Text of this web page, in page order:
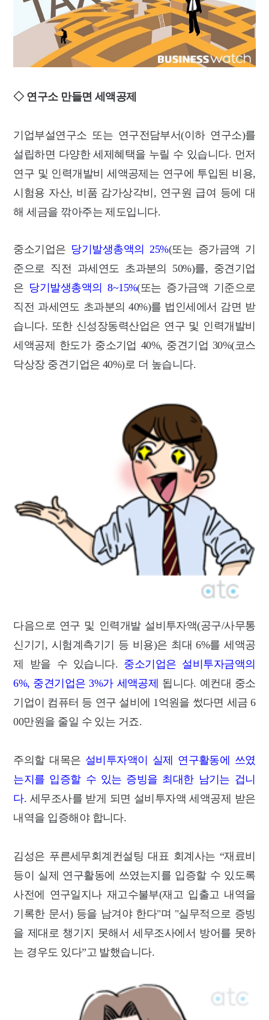
◇ 연구소 만들면 세액공제
기업부설연구소 또는 연구전담부서(이하 연구소)를
설립하면 다양한 세제혜택을 누릴 수 있습니다. 먼저
연구 및 인력개발비 세액공제는 연구에 투입된 비용,
시험용 자산, 비품 감가상각비, 연구원 급여 등에 대
해 세금을 깎아주는 제도입니다.
중소기업은 당기발생총액의 25%(또는 증가금액 기
준으로 직전 과세연도 초과분의 50%)를, 중견기업
은 당기발생총액의 8~15%(또는 증가금액 기준으로
직전 과세연도 초과분의 40%)를 법인세에서 감면 받
습니다. 또한 신성장동력산업은 연구 및 인력개발비
세액공제 한도가 중소기업 40%, 중견기업 30%(코스
닥상장 중견기업은 40%)로 더 높습니다.
다음으로 연구 및 인력개발 설비투자액(공구/사무통
신기기, 시험계측기기 등 비용)은 최대 6%를 세액공
제 받을 수 있습니다. 중소기업은 설비투자금액의
6%, 중견기업은 3%가 세액공제 됩니다. 예컨대 중소
기업이 컴퓨터 등 연구 설비에 1억원을 썼다면 세금 6
00만원을 줄일 수 있는 거죠.
주의할 대목은 설비투자액이 실제 연구활동에 쓰였
는지를 입증할 수 있는 증빙을 최대한 남기는 겁니
다. 세무조사를 받게 되면 설비투자액 세액공제 받은
내역을 입증해야 합니다.
김성은 푸른세무회계컨설팅 대표 회계사는 “재료비
등이 실제 연구활동에 쓰였는지를 입증할 수 있도록
사전에 연구일지나 재고수불부(재고 입출고 내역을
기록한 문서) 등을 남겨야 한다"며 "실무적으로 증빙
을 제대로 챙기지 못해서 세무조사에서 방어를 못하
는 경우도 있다”고 발했습니다.